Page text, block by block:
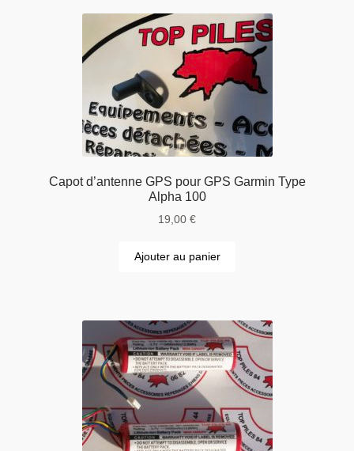
Capot d’antenne GPS pour GPS Garmin Type
Alpha 100
19,00 €
Ajouter au panier